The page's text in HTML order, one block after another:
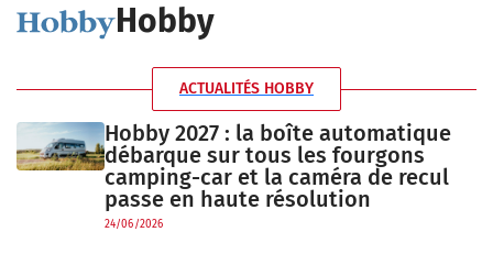
Hobby
ACTUALITÉS HOBBY
Hobby 2027 : la boîte automatique
débarque sur tous les fourgons
camping-car et la caméra de recul
passe en haute résolution
24/06/2026